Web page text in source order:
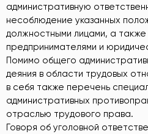
административную
несоблюдение указанных
должностными лицами, а также
предпринимателями и
Помимо общего
деяния в области трудовых
в себя также перечень
административных
отраслью трудового права.
Говоря об уголовной